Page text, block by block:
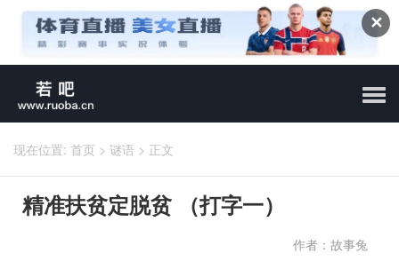
✕
现在位置: 首页 > 谜语 > 正文
精准扶贫定脱贫 （打字一）
作者：故事兔